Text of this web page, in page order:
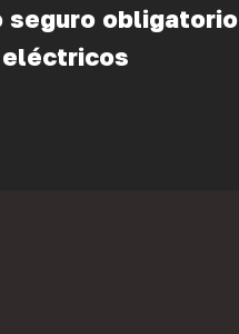
seguro obligatorio